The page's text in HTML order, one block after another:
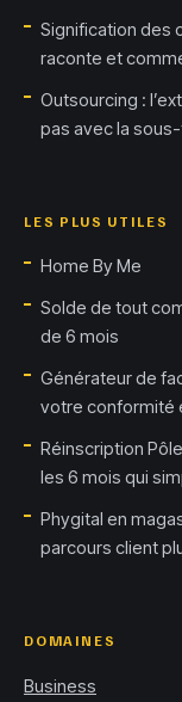
Signification des
raconte et
Outsourcing :
pas avec la
LES PLUS UTILES
Home By Me
Solde de tout
de 6 mois
Générateur de
votre conformité
Réinscription
les 6 mois qui
Phygital en
parcours client
DOMAINES
Business